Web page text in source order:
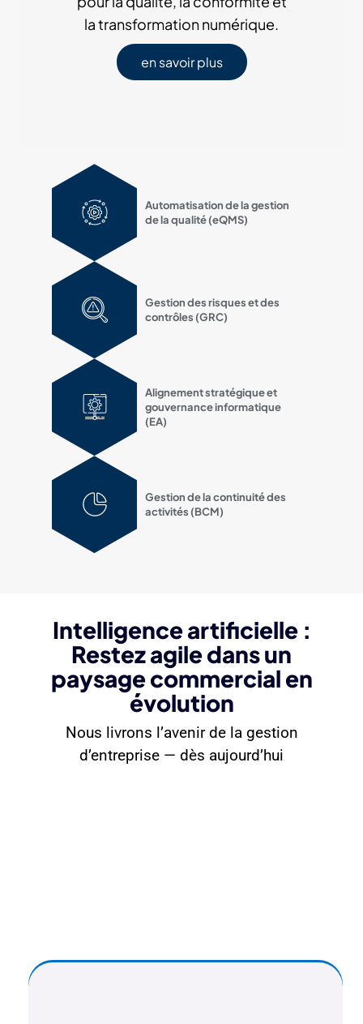
la transformation numérique.
en savoir plus
Automatisation de la gestion
de la qualité (eQMS)
Gestion des risques et des
contrôles (GRC)
Alignement stratégique et
gouvernance informatique
(EA)
Gestion de la continuité des
activités (BCM)
Intelligence artificielle :
Restez agile dans un
paysage commercial en
évolution
Nous livrons l’avenir de la gestion
d’entreprise — dès aujourd’hui